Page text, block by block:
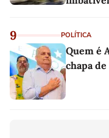
9 POLÍTICA
Quem é
chapa